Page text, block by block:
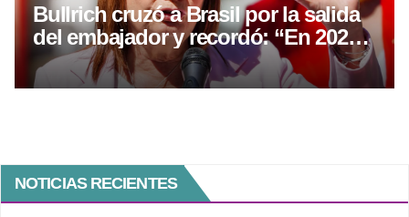
Bullrich cruzó a Brasil por la salida
del embajador y recordó: “En 2025,
Lula visitó a la presidiaria Kirchner”
NOTICIAS RECIENTES